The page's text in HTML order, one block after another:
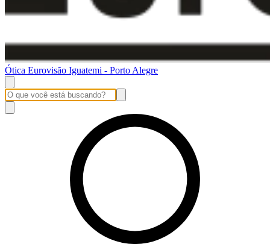
Ótica Eurovisão Iguatemi - Porto Alegre